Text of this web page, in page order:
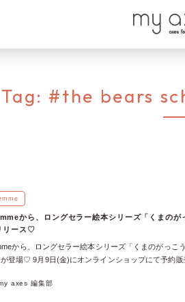
Tag: #the bears
から、ロングセラー絵本シリーズ「くまのが
リース♡
から、ロングセラー絵本シリーズ「くまのがっこ
登場♡ 9月9日(金)にオンラインショップにて予約販
販売が開始しています♩ 今回は、絵本のシーンから
こう」コラボレーションの全アイテムをまとめてご
axes 編集部